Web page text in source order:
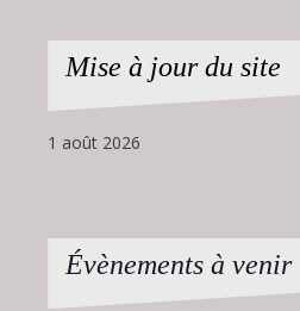
Mise à jour du site
1 août 2026
Évènements à venir